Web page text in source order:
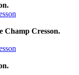
Champ Cresson.